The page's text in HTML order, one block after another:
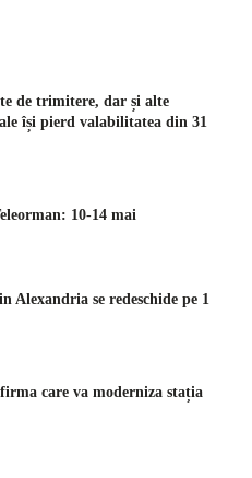
de trimitere, dar și alte
își pierd valabilitatea din 31
10-14 mai
Alexandria se redeschide pe 1
care va moderniza stația